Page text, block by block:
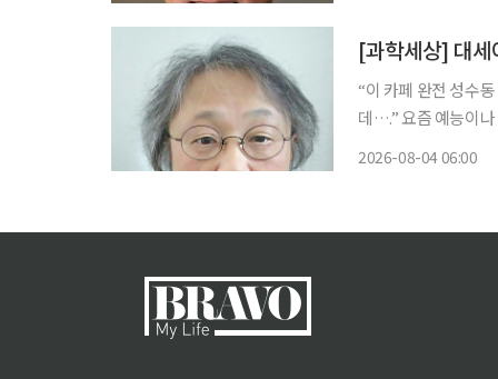
[과학세상] 대세
“이 카페 완전 성수
데….” 요즘 예능이나
2026-08-04 06:00